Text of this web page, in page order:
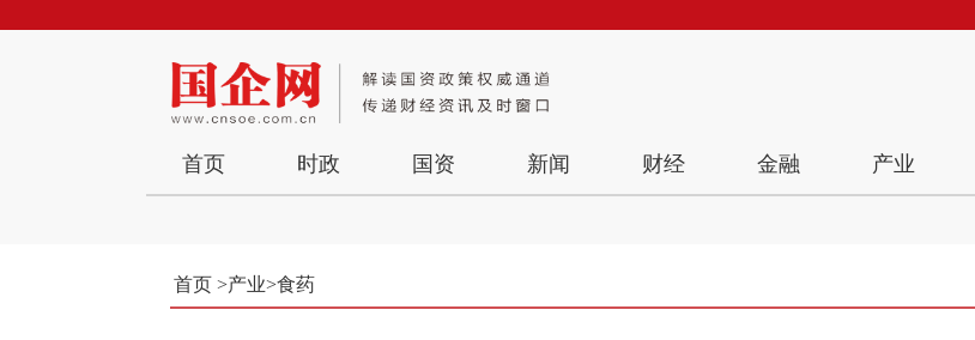
首页 时政 国资 新闻 财经 金融 产业
首页 >产业>食药